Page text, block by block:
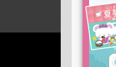
»もっと
2025/06/
»もっと